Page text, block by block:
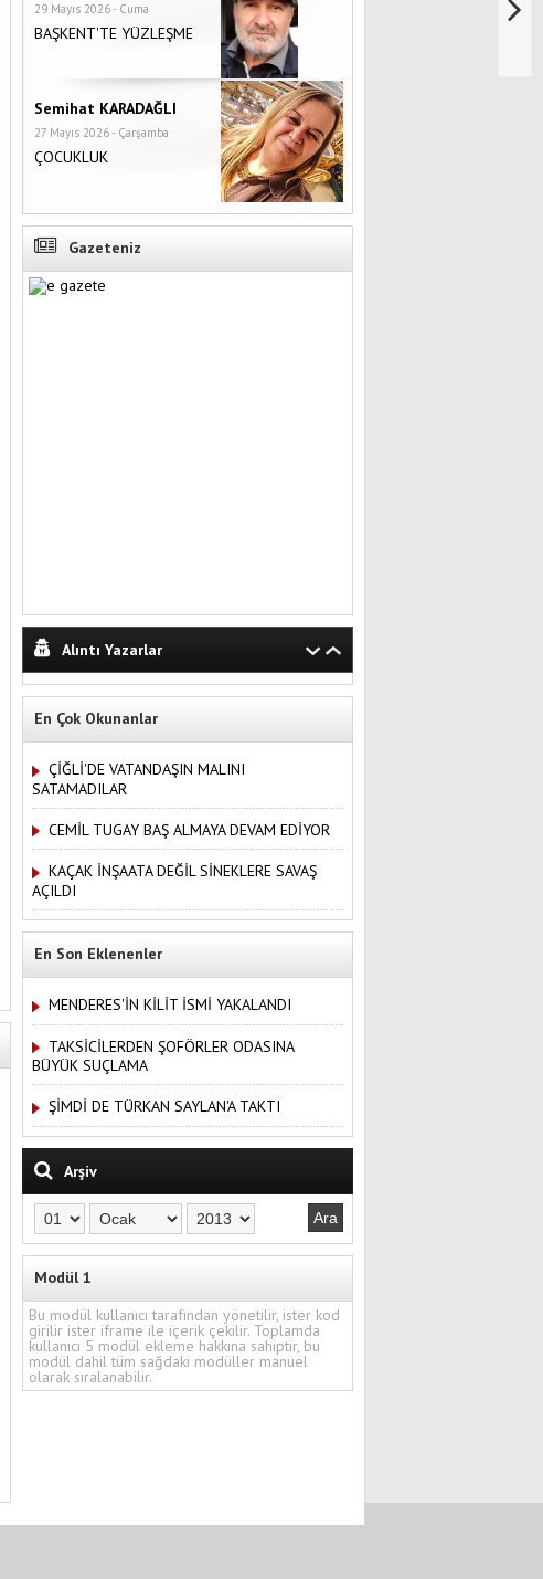
29 Mayıs 2026 - Cuma
BAŞKENT'TE YÜZLEŞME
Semihat KARADAĞLI
27 Mayıs 2026 - Çarşamba
ÇOCUKLUK
Gazeteniz
Alıntı Yazarlar
En Çok Okunanlar
ÇİĞLİ'DE VATANDAŞIN MALINI
SATAMADILAR
CEMİL TUGAY BAŞ ALMAYA DEVAM EDİYOR
KAÇAK İNŞAATA DEĞİL SİNEKLERE SAVAŞ
AÇILDI
En Son Eklenenler
MENDERES'İN KİLİT İSMİ YAKALANDI
TAKSİCİLERDEN ŞOFÖRLER ODASINA
BÜYÜK SUÇLAMA
ŞİMDİ DE TÜRKAN SAYLAN'A TAKTI
Arşiv
Modül 1
Bu modül kullanıcı tarafından yönetilir, ister kod
girilir ister iframe ile içerik çekilir. Toplamda
kullanıcı 5 modül ekleme hakkına sahiptir, bu
modül dahil tüm sağdaki modüller manuel
olarak sıralanabilir.